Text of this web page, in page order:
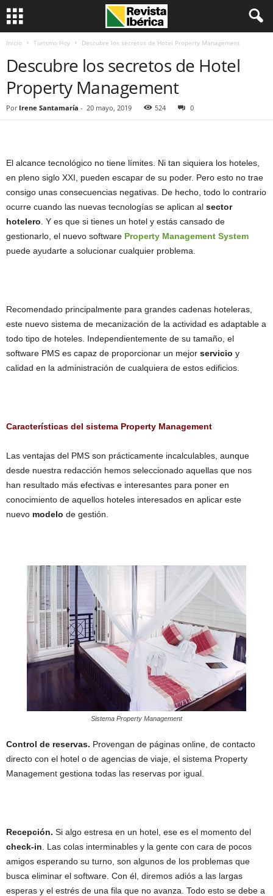
Inicio Turismo Hoy Descubre los secretos de Hotel Property Management
Descubre los secretos de Hotel
Property Management
Por Irene Santamaría - 20 mayo, 2019 524 0
El alcance tecnológico no tiene límites. Ni tan siquiera los hoteles,
en pleno siglo XXI, pueden escapar de su poder. Pero esto no trae
consigo unas consecuencias negativas. De hecho, todo lo contrario
ocurre cuando las nuevas tecnologías se aplican al sector
hotelero . Y es que si tienes un hotel y estás cansado de
gestionarlo, el nuevo software Property Management System
puede ayudarte a solucionar cualquier problema.
Recomendado principalmente para grandes cadenas hoteleras,
este nuevo sistema de mecanización de la actividad es adaptable a
todo tipo de hoteles. Independientemente de su tamaño, el
software PMS es capaz de proporcionar un mejor servicio y
calidad en la administración de cualquiera de estos edificios.
Características del sistema Property Management
Las ventajas del PMS son prácticamente incalculables, aunque
desde nuestra redacción hemos seleccionado aquellas que nos
han resultado más efectivas e interesantes para poner en
conocimiento de aquellos hoteles interesados en aplicar este
nuevo modelo de gestión.
Sistema Property Management
Control de reservas. Provengan de páginas online, de contacto
directo con el hotel o de agencias de viaje, el sistema Property
Management gestiona todas las reservas por igual.
Recepción. Si algo estresa en un hotel, ese es el momento del
check-in . Las colas interminables y la gente con cara de pocos
amigos esperando su turno, son algunos de los problemas que
busca eliminar el software. Con él, diremos adiós a las largas
esperas y el estrés de una fila que no avanza. Todo esto se debe a